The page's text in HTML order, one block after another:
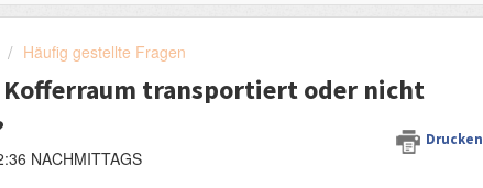
Häufig gestellte Fragen
Kofferraum transportiert oder nicht
Drucken
NACHMITTAGS